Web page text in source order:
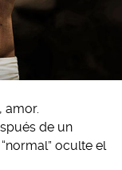
amor.
de un
oculte el